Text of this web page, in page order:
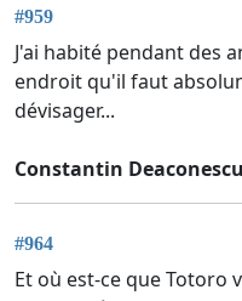
#959
J'ai habité pendant des
endroit qu'il faut
dévisager...
Constantin Deaconescu
#964
Et où est-ce que Totoro